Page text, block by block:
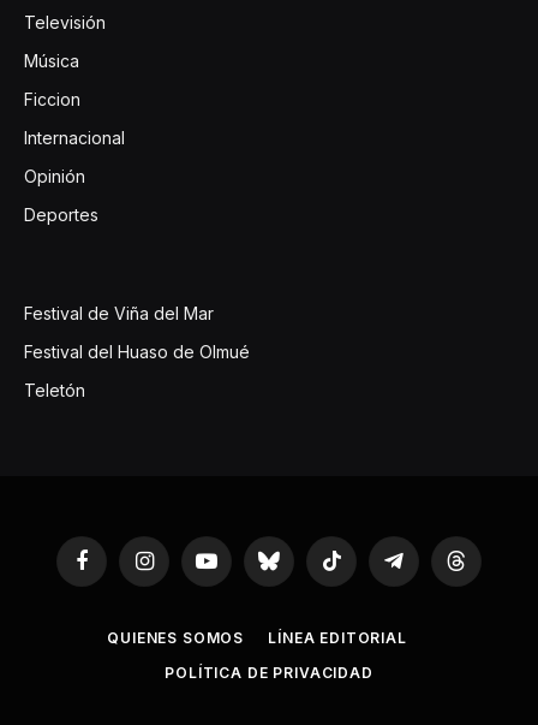
Televisión
Música
Ficcion
Internacional
Opinión
Deportes
Festival de Viña del Mar
Festival del Huaso de Olmué
Teletón
FacebookInstagramYouTubeBluesky TikTok TelegramThreads
QUIENES SOMOS
LÍNEA EDITORIAL
POLÍTICA DE PRIVACIDAD